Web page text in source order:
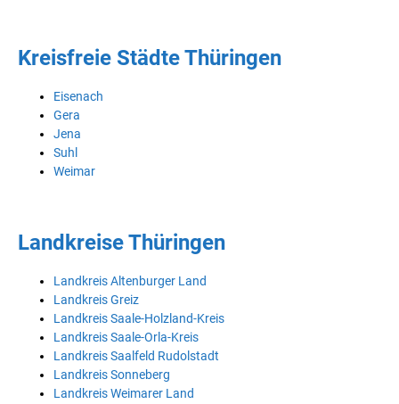
Kreisfreie Städte Thüringen
Eisenach
Gera
Jena
Suhl
Weimar
Landkreise Thüringen
Landkreis Altenburger Land
Landkreis Greiz
Landkreis Saale-Holzland-Kreis
Landkreis Saale-Orla-Kreis
Landkreis Saalfeld Rudolstadt
Landkreis Sonneberg
Landkreis Weimarer Land